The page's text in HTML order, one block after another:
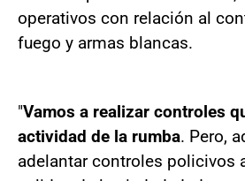
operativos con relación al
fuego y armas blancas.
"Vamos a realizar controles
actividad de la rumba. Pero,
adelantar controles policivos